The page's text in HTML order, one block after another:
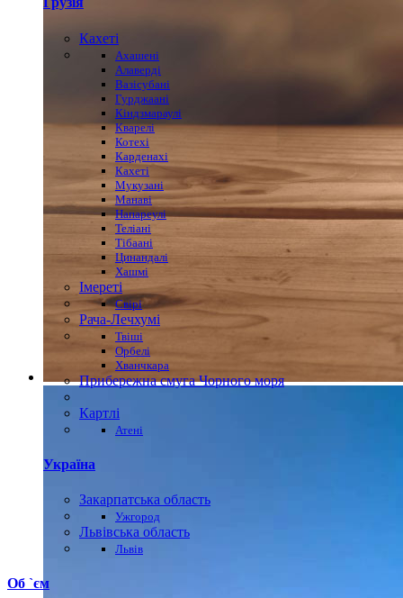
Кахеті
Ахашені
Алаверді
Вазісубані
Гурджаані
Кіндзмараулі
Кварелі
Котехі
Карденахі
Кахеті
Мукузані
Манаві
Напареулі
Теліані
Тібаані
Цинандалі
Хашмі
Імереті
Свірі
Рача-Лечхумі
Твіші
Орбелі
Хванчкара
Прибережна смуга Чорного моря
Картлі
Атені
Україна
Закарпатська область
Ужгород
Львівська область
Львів
Об `єм